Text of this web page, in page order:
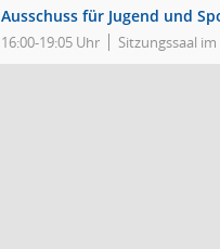
Ausschuss für Jugend und
16:00-19:05 Uhr Sitzungssaal